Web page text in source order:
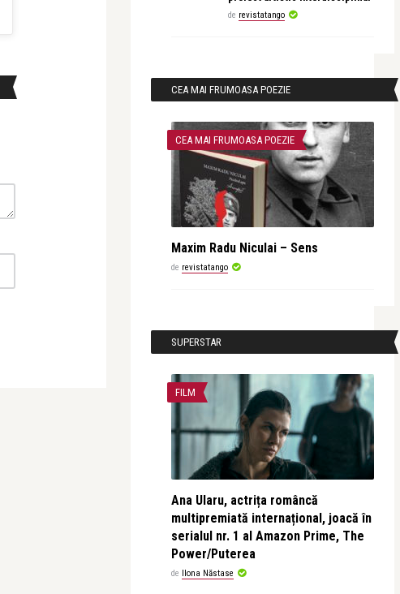
de revistatango
CEA MAI FRUMOASA POEZIE
CEA MAI FRUMOASA POEZIE
Maxim Radu Niculai – Sens
de revistatango
SUPERSTAR
FILM
Ana Ularu, actrița româncă
multipremiată internațional, joacă în
serialul nr. 1 al Amazon Prime, The
Power/Puterea
de Ilona Năstase